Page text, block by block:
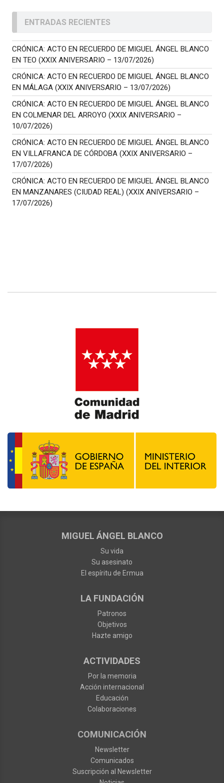
ENTRADAS RECIENTES
CRÓNICA: ACTO EN RECUERDO DE MIGUEL ÁNGEL BLANCO
EN TEO (XXIX ANIVERSARIO – 13/07/2026)
CRÓNICA: ACTO EN RECUERDO DE MIGUEL ÁNGEL BLANCO
EN MÁLAGA (XXIX ANIVERSARIO – 13/07/2026)
CRÓNICA: ACTO EN RECUERDO DE MIGUEL ÁNGEL BLANCO
EN COLMENAR DEL ARROYO (XXIX ANIVERSARIO –
10/07/2026)
CRÓNICA: ACTO EN RECUERDO DE MIGUEL ÁNGEL BLANCO
EN VILLAFRANCA DE CÓRDOBA (XXIX ANIVERSARIO –
17/07/2026)
CRÓNICA: ACTO EN RECUERDO DE MIGUEL ÁNGEL BLANCO
EN MANZANARES (CIUDAD REAL) (XXIX ANIVERSARIO –
17/07/2026)
MIGUEL ÁNGEL BLANCO
Su vida
Su asesinato
El espíritu de Ermua
LA FUNDACIÓN
Patronos
Objetivos
Hazte amigo
ACTIVIDADES
Por la memoria
Acción internacional
Educación
Colaboraciones
COMUNICACIÓN
Newsletter
Comunicados
Suscripción al Newsletter